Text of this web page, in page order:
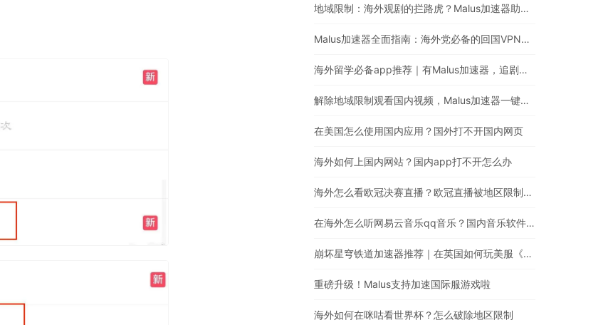
地域限制：海外观剧的拦路虎？Malus加速器助你一键突破
Malus加速器全面指南：海外党必备的回国VPN与追剧神器
海外留学必备app推荐｜有Malus加速器，追剧听歌游戏不用愁
解除地域限制观看国内视频，Malus加速器一键解决海外党烦恼
在美国怎么使用国内应用？国外打不开国内网页
海外如何上国内网站？国内app打不开怎么办
海外怎么看欧冠决赛直播？欧冠直播被地区限制？在国外怎么看国内视频
在海外怎么听网易云音乐qq音乐？国内音乐软件有版权限制解决方法
崩坏星穹铁道加速器推荐｜在英国如何玩美服《崩坏：星穹铁道》
重磅升级！Malus支持加速国际服游戏啦
海外如何在咪咕看世界杯？怎么破除地区限制